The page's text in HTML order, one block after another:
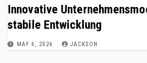
Innovative
stabile Entwicklung
MAY 6, 2026 JACKSON